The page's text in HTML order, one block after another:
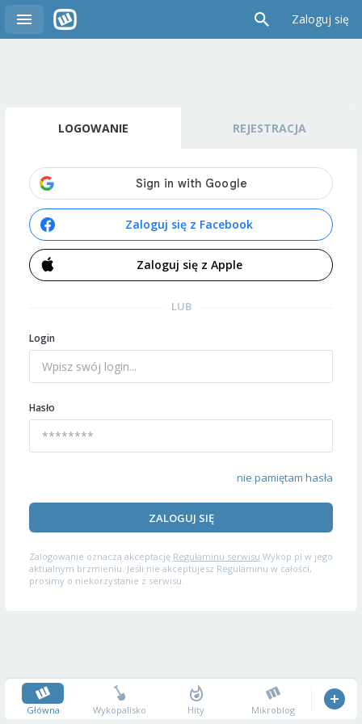
Zaloguj się
LOGOWANIE REJESTRACJA
Zaloguj się z Facebook
Zaloguj się z Apple
LUB
Login
Hasło
nie pamiętam hasła
ZALOGUJ SIĘ
Zalogowanie oznacza akceptację Regulaminu serwisu Wykop.pl w jego
aktualnym brzmieniu. Jeśli nie akceptujesz Regulaminu w całości,
prosimy o niekorzystanie z serwisu.
Główna Wykopalisko Hity Mikroblog